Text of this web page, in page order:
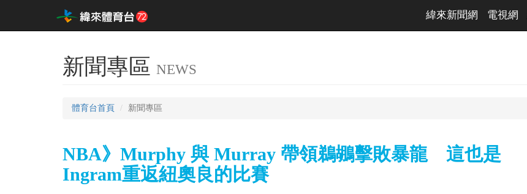
緯來新聞網 電視網
新聞專區 NEWS
體育台首頁 新聞專區
NBA》Murphy 與 Murray 帶領鵜鶘擊敗暴龍 這也是
Ingram重返紐奧良的比賽